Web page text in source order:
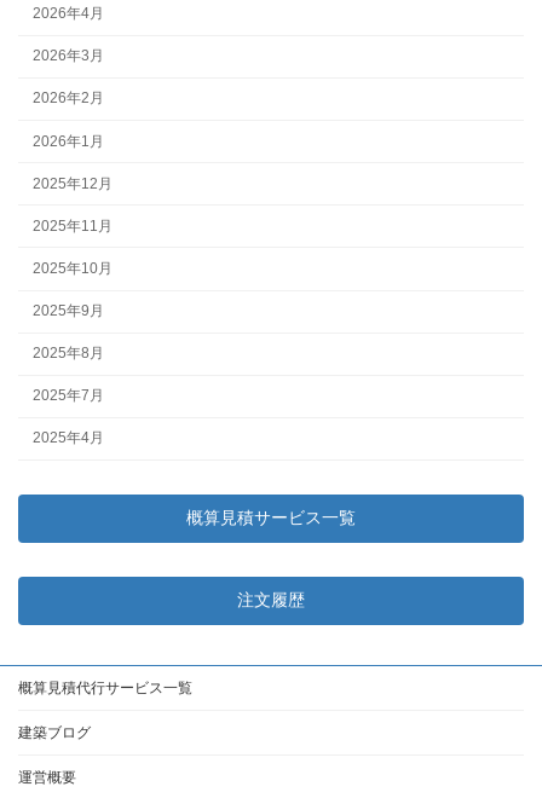
2026年4月
2026年3月
2026年2月
2026年1月
2025年12月
2025年11月
2025年10月
2025年9月
2025年8月
2025年7月
2025年4月
概算見積サービス一覧
注文履歴
概算見積代行サービス一覧
建築ブログ
運営概要